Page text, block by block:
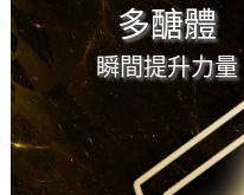
魯安
神聖
稱挑
力最
活在
多醣體
瞬間提升力量